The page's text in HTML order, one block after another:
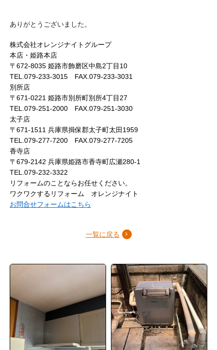
ありがとうございました。
株式会社オレンジナイトグループ
本店・姫路本店
〒672-8035 姫路市飾磨区中島2丁目10
TEL.079-233-3015 FAX.079-233-3031
別所店
〒671-0221 姫路市別所町別所4丁目27
TEL.079-251-2000 FAX.079-251-3030
太子店
〒671-1511 兵庫県揖保郡太子町太田1959
TEL.079-277-7200 FAX.079-277-7205
香寺店
〒679-2142 兵庫県姫路市香寺町広瀬280-1
TEL.079-232-3322
リフォームのことならお任せください。
ワクワクするリフォーム オレンジナイト
お問合せフォームはこちら
一覧に戻る